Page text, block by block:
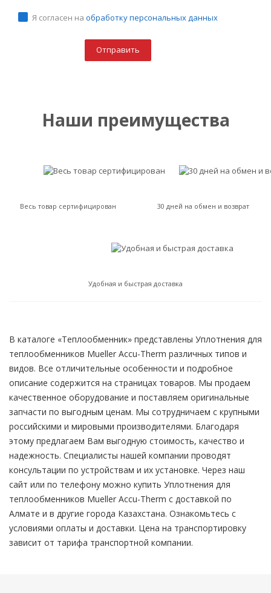
Я согласен на обработку персональных данных
Наши преимущества
Весь товар сертифицирован 30 дней на обмен и возврат
Удобная и быстрая доставка
В каталоге «Теплообменник» представлены Уплотнения для
теплообменников Mueller Accu-Therm различных типов и
видов. Все отличительные особенности и подробное
описание содержится на страницах товаров. Мы продаем
качественное оборудование и поставляем оригинальные
запчасти по выгодным ценам. Мы сотрудничаем с крупными
российскими и мировыми производителями. Благодаря
этому предлагаем Вам выгодную стоимость, качество и
надежность. Специалисты нашей компании проводят
консультации по устройствам и их установке. Через наш
сайт или по телефону можно купить Уплотнения для
теплообменников Mueller Accu-Therm с доставкой по
Алмате и в другие города Казахстана. Ознакомьтесь с
условиями оплаты и доставки. Цена на транспортировку
зависит от тарифа транспортной компании.